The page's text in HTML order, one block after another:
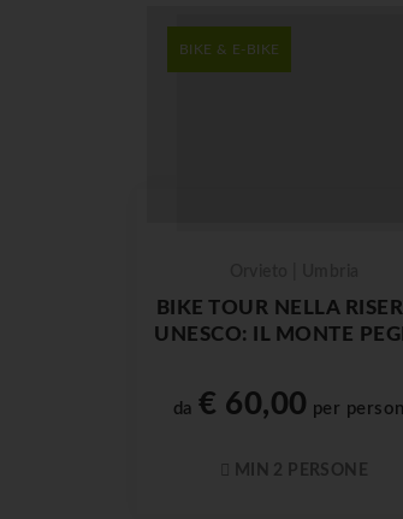
BIKE & E-BIKE
BIKE TOUR NELLA
UNESCO: IL MONTE
da€ 60,00 per
MIN 2 PERSONE